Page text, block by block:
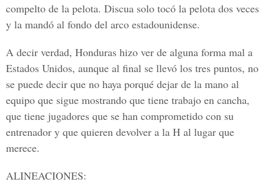
compelto de la pelota. Discua solo tocó la pelota dos veces
y la mandó al fondo del arco estadounidense.
A decir verdad, Honduras hizo ver de alguna forma mal a
Estados Unidos, aunque al final se llevó los tres puntos, no
se puede decir que no haya porqué dejar de la mano al
equipo que sigue mostrando que tiene trabajo en cancha,
que tiene jugadores que se han comprometido con su
entrenador y que quieren devolver a la H al lugar que
merece.
ALINEACIONES: